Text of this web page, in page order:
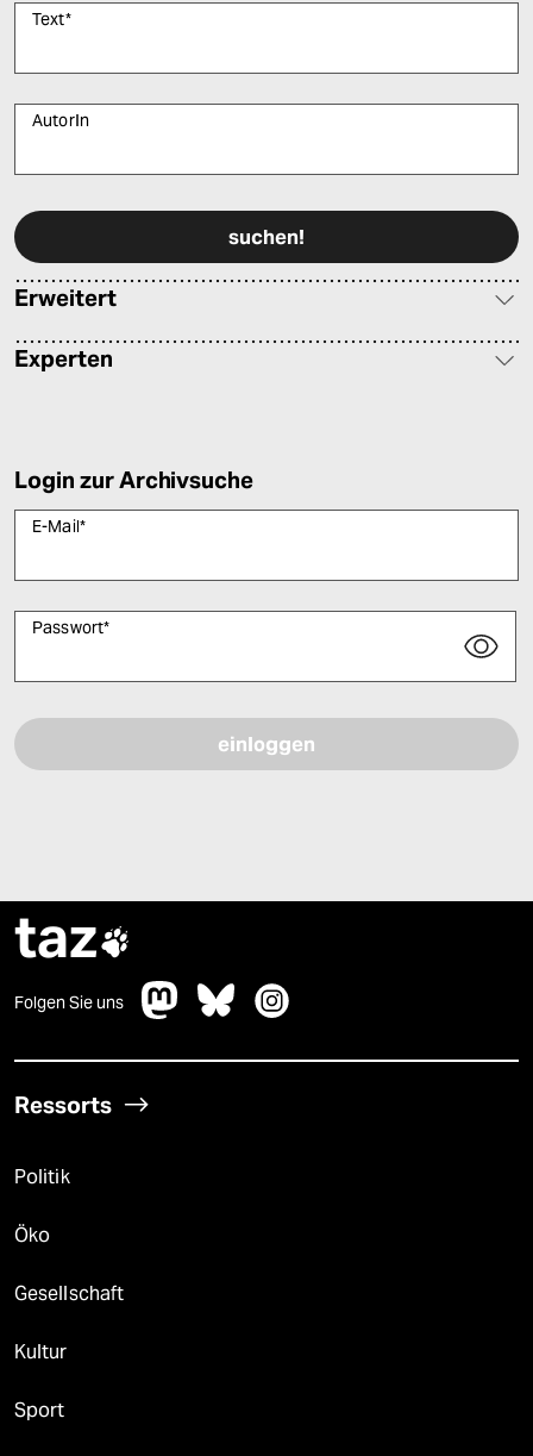
Text*
AutorIn
Erweitert
Experten
Login zur Archivsuche
E-Mail*
Passwort*
taz
Folgen Sie uns
Ressorts
Politik
Öko
Gesellschaft
Kultur
Sport